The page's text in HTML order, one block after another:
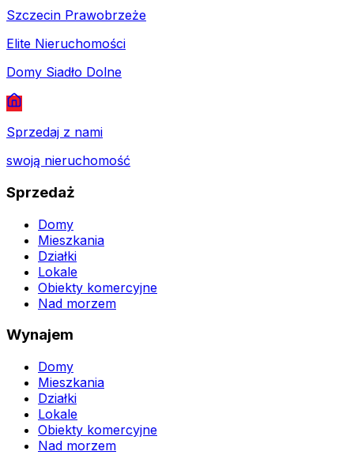
Szczecin Prawobrzeże
Elite Nieruchomości
Domy Siadło Dolne
Sprzedaj z nami
swoją nieruchomość
Sprzedaż
Domy
Mieszkania
Działki
Lokale
Obiekty komercyjne
Nad morzem
Wynajem
Domy
Mieszkania
Działki
Lokale
Obiekty komercyjne
Nad morzem